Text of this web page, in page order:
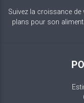
Suivez la croissance
plans pour son